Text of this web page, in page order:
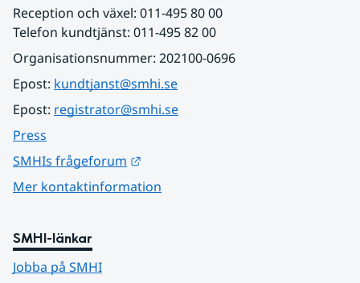
Reception och växel: 011-495 80 00
Telefon kundtjänst: 011-495 82 00
Organisationsnummer: 202100-0696
Epost: kundtjanst@smhi.se
Epost: registrator@smhi.se
Press
SMHIs frågeforum
Mer kontaktinformation
SMHI-länkar
Jobba på SMHI